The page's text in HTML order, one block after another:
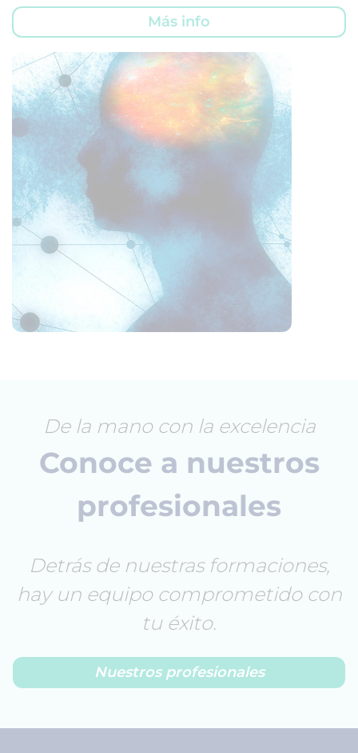
Más info
De la mano con la excelencia
Conoce a nuestros
profesionales
Detrás de nuestras formaciones,
hay un equipo comprometido con
tu éxito.
Nuestros profesionales